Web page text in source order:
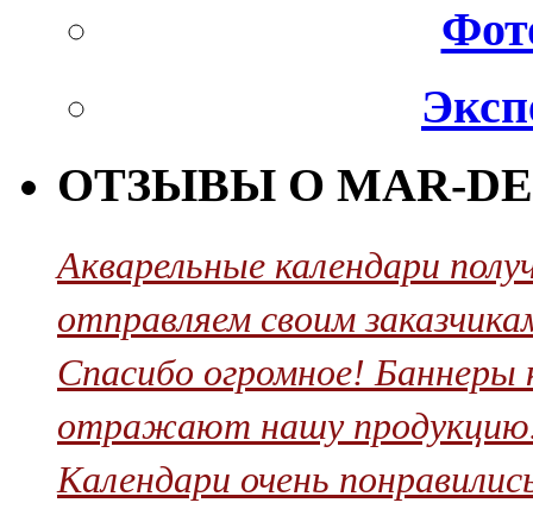
ОТЗЫВЫ О MAR-
Акварельные календари
отправляем своим
Cпасибо огромное! Баннеры
отражают нашу продукцию.
Календари очень